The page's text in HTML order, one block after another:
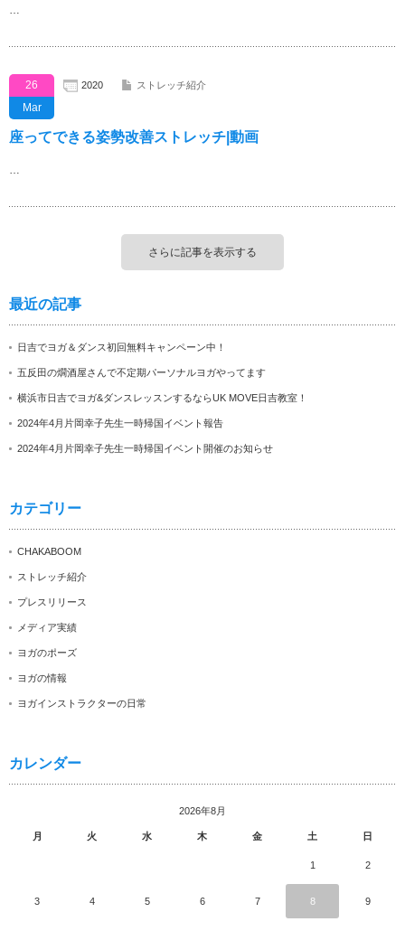
…
26
Mar
2020 ストレッチ紹介
座ってできる姿勢改善ストレッチ|動画
…
さらに記事を表示する
最近の記事
日吉でヨガ＆ダンス初回無料キャンペーン中！
五反田の燗酒屋さんで不定期パーソナルヨガやってます
横浜市日吉でヨガ&ダンスレッスンするならUK MOVE日吉教室！
2024年4月片岡幸子先生一時帰国イベント報告
2024年4月片岡幸子先生一時帰国イベント開催のお知らせ
カテゴリー
CHAKABOOM
ストレッチ紹介
プレスリリース
メディア実績
ヨガのポーズ
ヨガの情報
ヨガインストラクターの日常
カレンダー
2026年8月
月 火 水 木 金 土 日
1 2
3 4 5 6 7 8 9